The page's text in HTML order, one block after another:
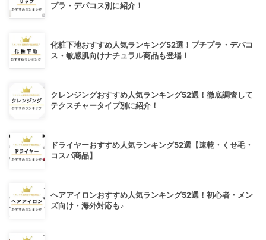
プラ・デパコス別に紹介！
化粧下地おすすめ人気ランキング52選！プチプラ・デパコ
ス・敏感肌向けナチュラル商品も登場！
クレンジングおすすめ人気ランキング52選！徹底調査して
テクスチャータイプ別に紹介！
ドライヤーおすすめ人気ランキング52選【速乾・くせ毛・
コスパ商品】
ヘアアイロンおすすめ人気ランキング52選！初心者・メン
ズ向け・海外対応も♪